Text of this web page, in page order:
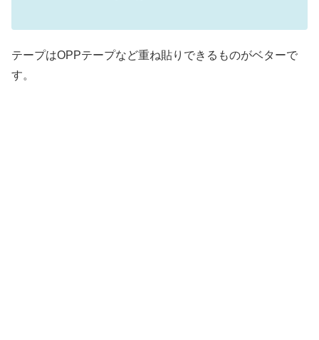
テープはOPPテープなど重ね貼りできるものがベターで
す。